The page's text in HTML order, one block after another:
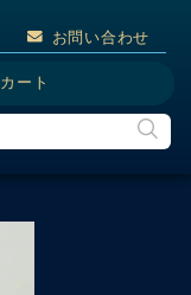
お問い合わせ
カート